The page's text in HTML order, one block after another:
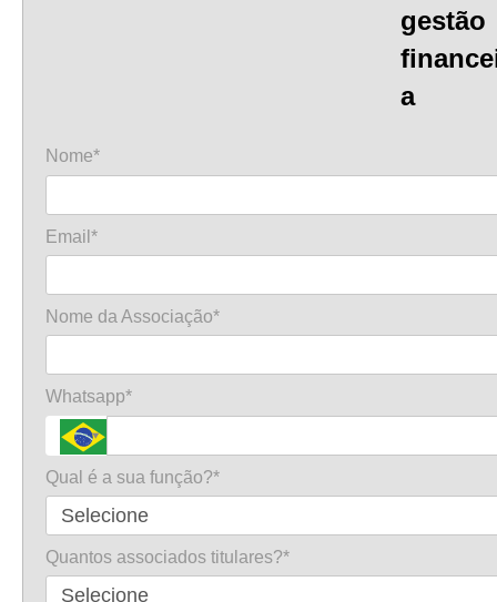
gestão
a
Nome*
Email*
Nome da Associação*
Whatsapp*
Qual é a sua função?*
Quantos associados titulares?*